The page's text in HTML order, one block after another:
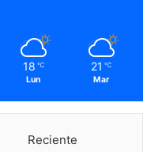
18 ℃
Lun
21 ℃
Mar
Reciente